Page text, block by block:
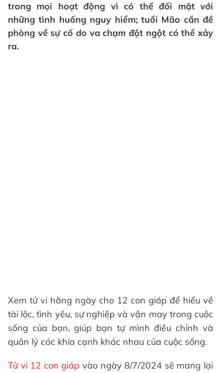
trong mọi hoạt động vì có thể đối mặt với
những tình huống nguy hiểm; tuổi Mão cần đề
phòng về sự cố do va chạm đột ngột có thể xảy
ra.
Xem tử vi hằng ngày cho 12 con giáp để hiểu về
tài lộc, tình yêu, sự nghiệp và vận may trong cuộc
sống của bạn, giúp bạn tự mình điều chỉnh và
quản lý các khía cạnh khác nhau của cuộc sống.
Tử vi 12 con giáp vào ngày 8/7/2024 sẽ mang lại